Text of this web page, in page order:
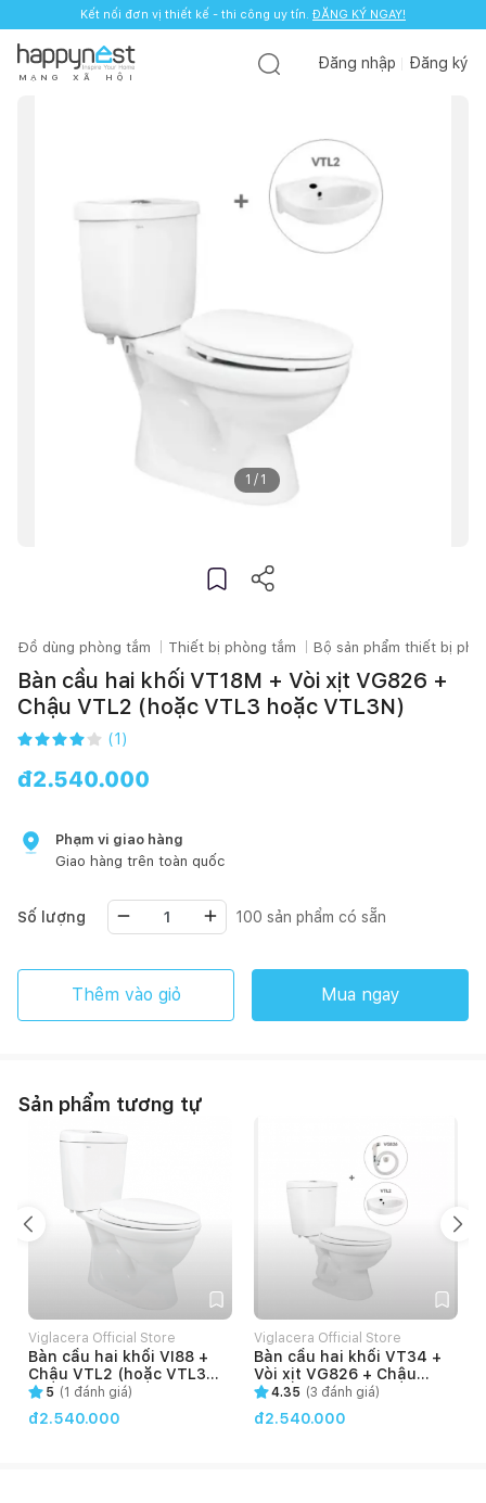
Kết nối đơn vị thiết kế - thi công uy tín. ĐĂNG KÝ NGAY!
M Ạ N G X Ã H Ộ I
Đăng nhập Đăng ký
1 / 1
Đồ dùng phòng tắm Thiết bị phòng tắm Bộ sản phẩm thiết bị
Bàn cầu hai khối VT18M + Vòi xịt VG826 +
Chậu VTL2 (hoặc VTL3 hoặc VTL3N)
(1 )
đ2.540.000
Phạm vi giao hàng
Giao hàng trên toàn quốc
Số lượng 100 sản phẩm có sẵn
Thêm vào giỏ Mua ngay
Sản phẩm tương tự
Viglacera Official Store
Bàn cầu hai khối VI88 +
Chậu VTL2 (hoặc VTL3
hoặc VTL3N)
5 (1 đánh giá)
đ2.540.000
Viglacera Official Store
Bàn cầu hai khối VT34 +
Vòi xịt VG826 + Chậu
VTL2 (hoặc VTL3 hoặc
VTL3N)
4.35 (3 đánh giá)
đ2.540.000